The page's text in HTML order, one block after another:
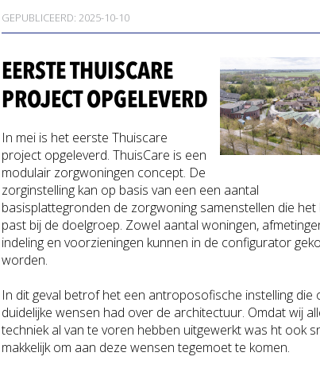
GEPUBLICEERD: 2025-10-10
EERSTE THUISCARE
PROJECT OPGELEVERD
In mei is het eerste Thuiscare
project opgeleverd. ThuisCare is een
modulair zorgwoningen concept. De
zorginstelling kan op basis van een een aantal
basisplattegronden de zorgwoning samenstellen die het
past bij de doelgroep. Zowel aantal woningen,
indeling en voorzieningen kunnen in de configurator
worden.
In dit geval betrof het een antroposofische instelling die
duidelijke wensen had over de architectuur. Omdat wij
techniek al van te voren hebben uitgewerkt was ht ook
makkelijk om aan deze wensen tegemoet te komen.